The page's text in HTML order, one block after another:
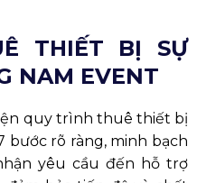
THIẾT BỊ SỰ
NAM EVENT
quy trình thuê thiết bị
bước rõ ràng, minh bạch
yêu cầu đến hỗ trợ